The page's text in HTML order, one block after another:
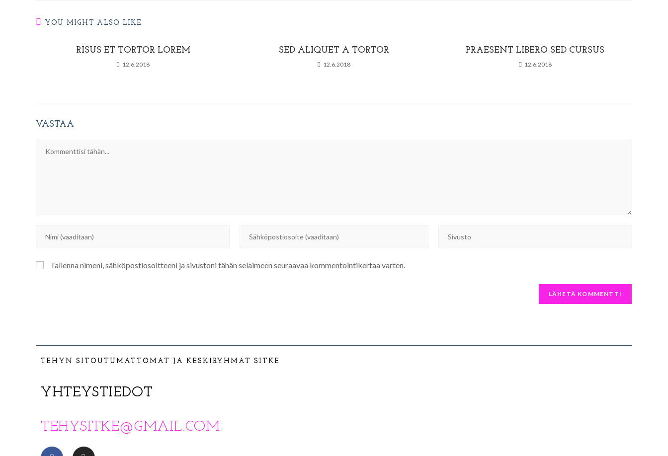
YOU MIGHT ALSO LIKE
RISUS ET TORTOR LOREM
12.6.2018
SED ALIQUET A TORTOR
12.6.2018
PRAESENT LIBERO SED CURSUS
12.6.2018
VASTAA
Tallenna nimeni, sähköpostiosoitteeni ja sivustoni tähän selaimeen seuraavaa kommentointikertaa varten.
TEHYN SITOUTUMATTOMAT JA KESKIRYHMÄT SITKE
YHTEYSTIEDOT
TEHYSITKE@GMAIL.COM